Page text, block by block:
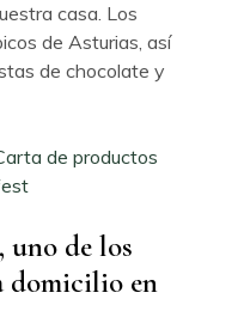
casa. Los
de Asturias, así
de chocolate y
de productos
uno de los
domicilio en